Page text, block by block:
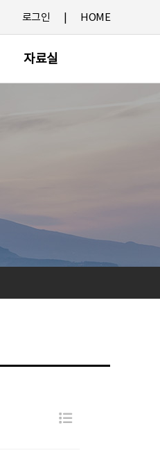
로그인 HOME
자료실